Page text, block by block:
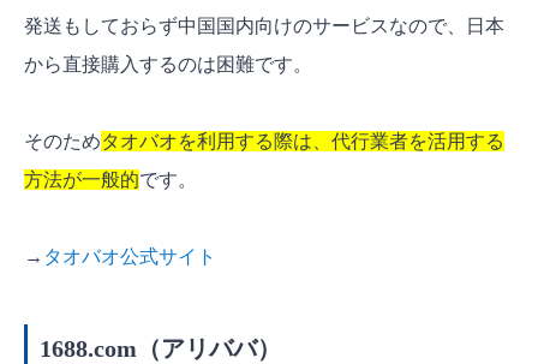
発送もしておらず中国国内向けのサービスなので、日本
から直接購入するのは困難です。
そのためタオバオを利用する際は、代行業者を活用する
方法が一般的です。
→ タオバオ公式サイト
1688.com（アリババ）